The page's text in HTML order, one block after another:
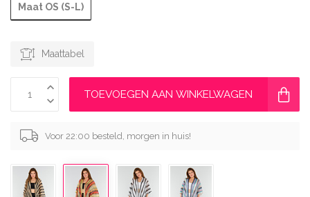
Maat OS (S-L)
Maattabel
TOEVOEGEN AAN WINKELWAGEN
Voor 22:00 besteld, morgen in huis!